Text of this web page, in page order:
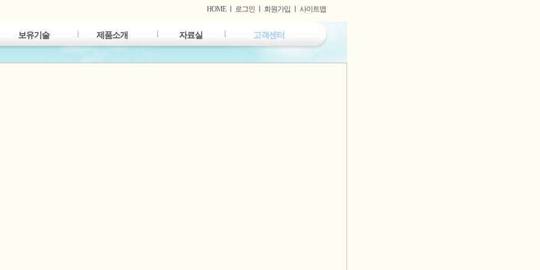
HOMEㅣ 로그인 회원가입 사이트맵
보유기술 제품소개 자료실 고객센터